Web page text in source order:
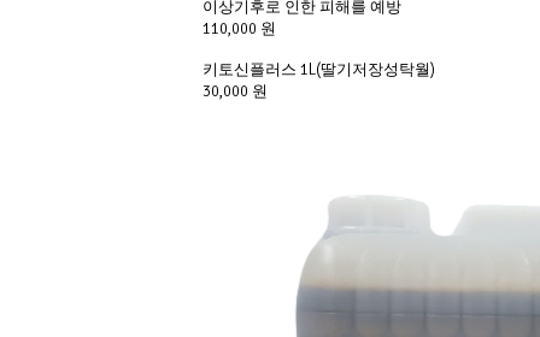
이상기후로 인한 피해를 예방
110,000 원
키토신플러스 1L(딸기저장성탁월)
30,000 원